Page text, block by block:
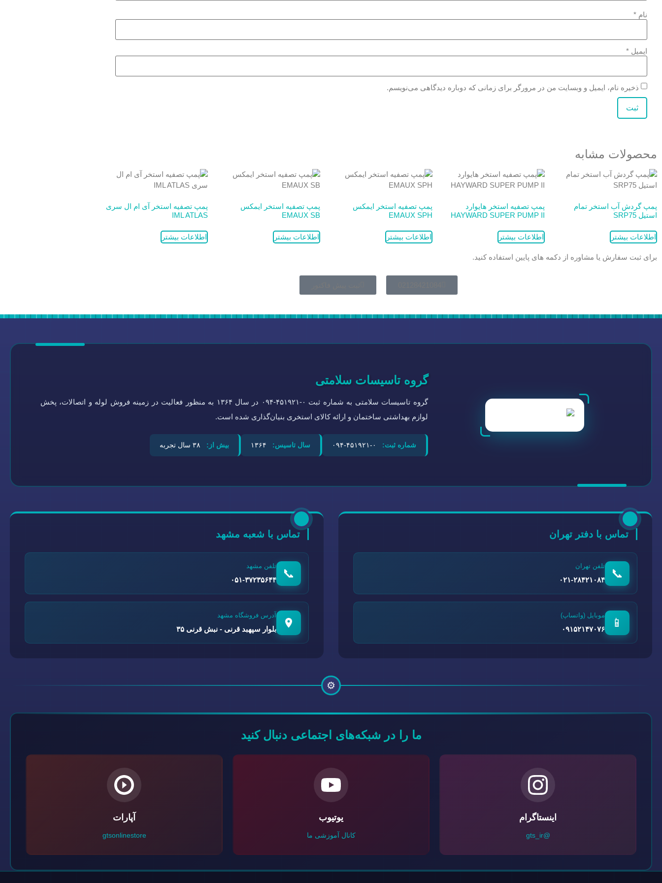
نام *
ایمیل *
ذخیره نام، ایمیل و وبسایت من در مرورگر برای زمانی که دوباره دیدگاهی می‌نویسم.
محصولات مشابه
پمپ گردش آب استخر تمام
استیل SRP75
اطلاعات بیشتر
پمپ تصفیه استخر هایوارد
HAYWARD SUPER PUMP II
اطلاعات بیشتر
پمپ تصفیه استخر ایمکس
EMAUX SPH
اطلاعات بیشتر
پمپ تصفیه استخر ایمکس
EMAUX SB
اطلاعات بیشتر
پمپ تصفیه استخر آی ام ال سری
IML ATLAS
اطلاعات بیشتر
برای ثبت سفارش یا مشاوره از دکمه های پایین استفاده کنید.
گروه تاسیسات سلامتی
گروه تاسیسات سلامتی به شماره ثبت ۰-۴۵۱۹۲۱-۰۹۴ در سال ۱۳۶۴ به منظور فعالیت در زمینه فروش لوله و اتصالات، پخش
لوازم بهداشتی ساختمان و ارائه کالای استخری بنیان‌گذاری شده است.
شماره ثبت: سال تاسیس: بیش از:
تماس با دفتر تهران
📞
تلفن تهران
۰۲۱-۲۸۴۲۱۰۸۴
📱
موبایل (واتساپ)
۰۹۱۵۲۱۴۷۰۷۶
تماس با شعبه مشهد
📞
تلفن مشهد
۰۵۱-۳۷۲۳۵۶۴۴
آدرس فروشگاه مشهد
بلوار سپهبد قرنی - نبش قرنی ۳۵
⚙️
ما را در شبکه‌های اجتماعی دنبال کنید
اینستاگرام
@gts_ir
یوتیوب
کانال آموزشی ما
آپارات
gtsonlinestore